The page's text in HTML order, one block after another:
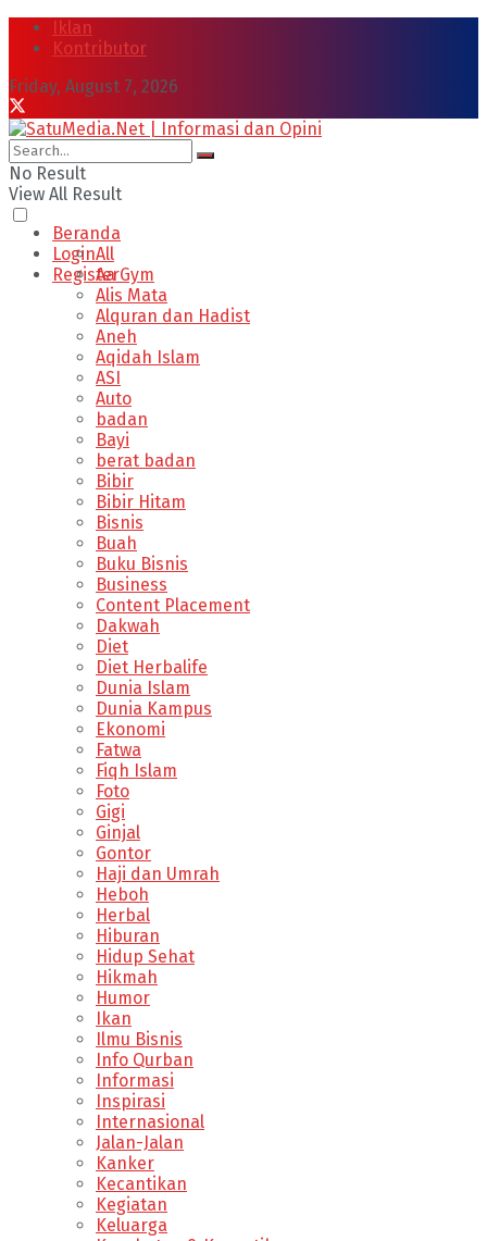
Iklan
Kontributor
Friday, August 7, 2026
No Result
View All Result
Login
Register
Beranda
All
Aa Gym
Alis Mata
Alquran dan Hadist
Aneh
Aqidah Islam
ASI
Auto
badan
Bayi
berat badan
Bibir
Bibir Hitam
Bisnis
Buah
Buku Bisnis
Business
Content Placement
Dakwah
Diet
Diet Herbalife
Dunia Islam
Dunia Kampus
Ekonomi
Fatwa
Fiqh Islam
Foto
Gigi
Ginjal
Gontor
Haji dan Umrah
Heboh
Herbal
Hiburan
Hidup Sehat
Hikmah
Humor
Ikan
Ilmu Bisnis
Info Qurban
Informasi
Inspirasi
Internasional
Jalan-Jalan
Kanker
Kecantikan
Kegiatan
Keluarga